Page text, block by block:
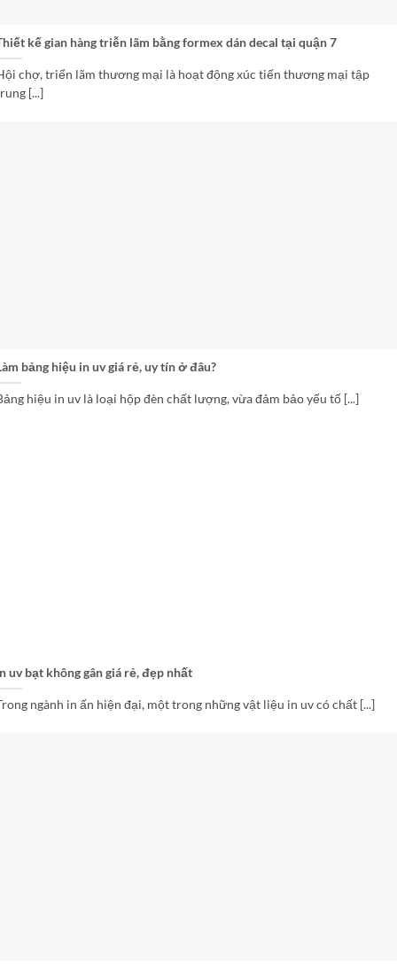
kế gian hàng triễn lãm bằng formex dán decal tại quận 7
chợ, triển lãm thương mại là hoạt động xúc tiến thương mại tập
[...]
bảng hiệu in uv giá rẻ, uy tín ở đâu?
hiệu in uv là loại hộp đèn chất lượng, vừa đảm bảo yếu tố [...]
uv bạt không gân giá rẻ, đẹp nhất
ngành in ấn hiện đại, một trong những vật liệu in uv có chất [...]